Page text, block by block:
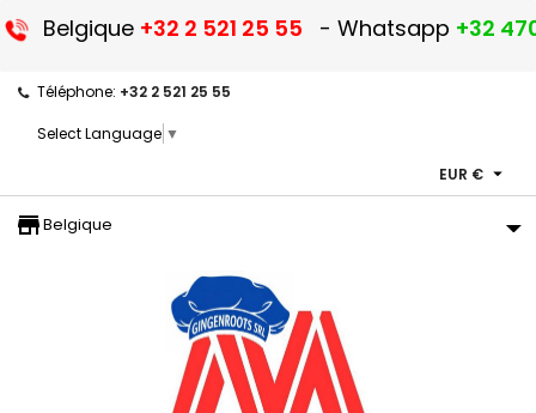
Belgique +32 2 521 25 55 - Whatsapp +32
Téléphone: +32 2 521 25 55
Select Language ▼
EUR € 
storefront
Belgique